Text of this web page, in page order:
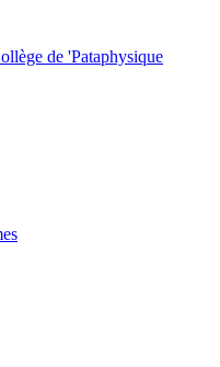
de 'Pataphysique